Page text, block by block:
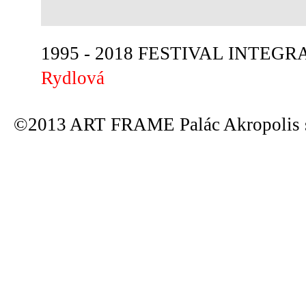
1995 - 2018 FESTIVAL
Rydlová
©2013 ART FRAME Palác Akropolis